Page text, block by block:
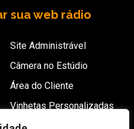
sua web rádio
Site Administrável
Câmera no Estúdio
Área do Cliente
Vinhetas Personalizadas
Blog